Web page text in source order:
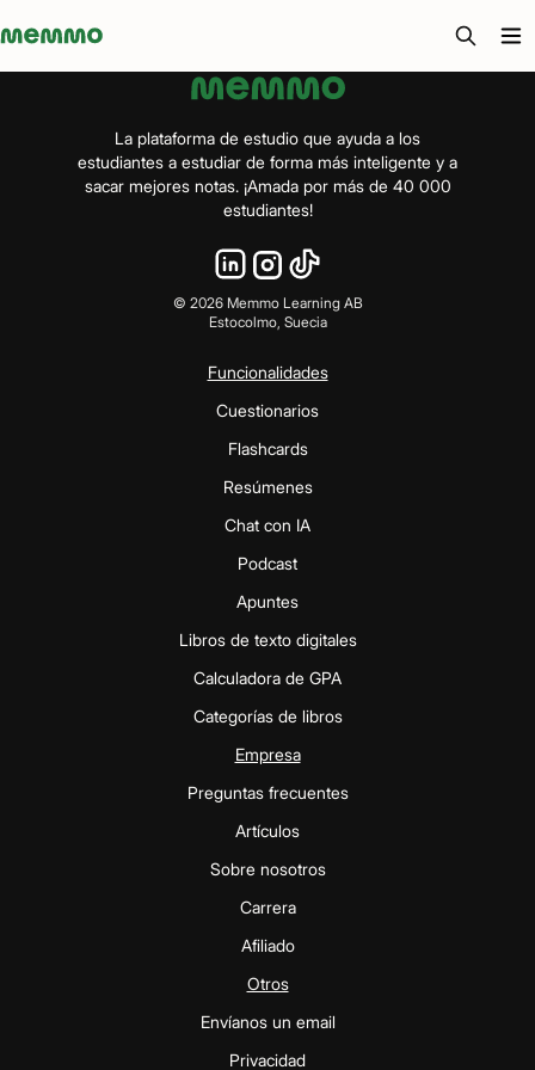
Memmo - AI-verktyg och digital kurslitteratur
La plataforma de estudio que ayuda a los
estudiantes a estudiar de forma más inteligente y a
sacar mejores notas. ¡Amada por más de 40 000
estudiantes!
© 2026Memmo Learning AB
Estocolmo, Suecia
Funcionalidades
Cuestionarios
Flashcards
Resúmenes
Chat con IA
Podcast
Apuntes
Libros de texto digitales
Calculadora de GPA
Categorías de libros
Empresa
Preguntas frecuentes
Artículos
Sobre nosotros
Carrera
Afiliado
Otros
Envíanos un email
Privacidad